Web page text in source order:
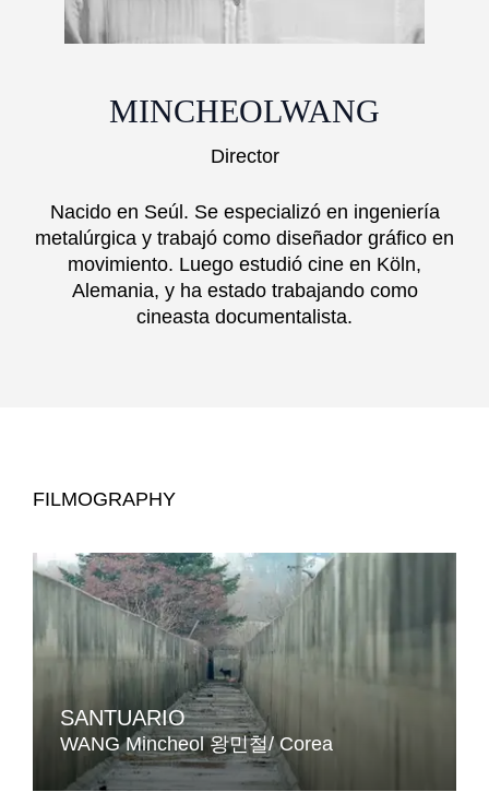
MINCHEOLWANG
Director
Nacido en Seúl. Se especializó en ingeniería
metalúrgica y trabajó como diseñador gráfico en
movimiento. Luego estudió cine en Köln,
Alemania, y ha estado trabajando como
cineasta documentalista.
FILMOGRAPHY
SANTUARIO
WANG Mincheol 왕민철 Corea